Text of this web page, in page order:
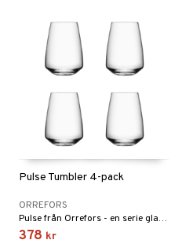
Pulse Tumbler 4-pack
ORREFORS
Pulse från Orrefors - en serie glas i enkel och stilren design.
378 kr